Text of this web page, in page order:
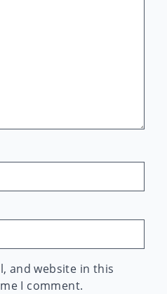
and website in this
I comment.